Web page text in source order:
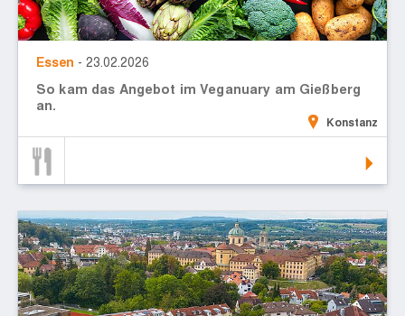
Essen - 23.02.2026
So kam das Angebot im Veganuary am Gießberg
an.
Konstanz